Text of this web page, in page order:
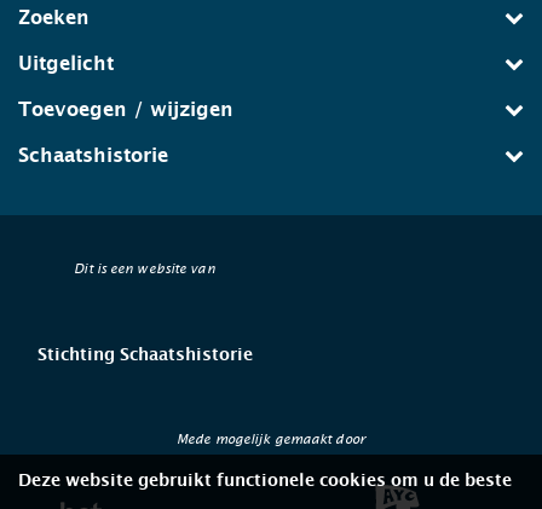
Zoeken
Uitgelicht
Toevoegen / wijzigen
Schaatshistorie
Dit is een website van
Stichting Schaatshistorie
Mede mogelijk gemaakt door
Deze website gebruikt functionele cookies om u de beste